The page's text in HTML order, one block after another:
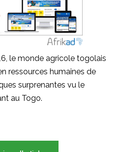
le monde agricole togolais
ressources humaines de
surprenantes vu le
au Togo.